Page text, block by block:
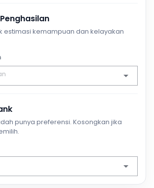
estimasi kemampuan dan kelayakan
punya preferensi. Kosongkan jika